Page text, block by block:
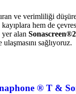
ve verimliliği
hem de
alan
sağlıyoruz.
® T &